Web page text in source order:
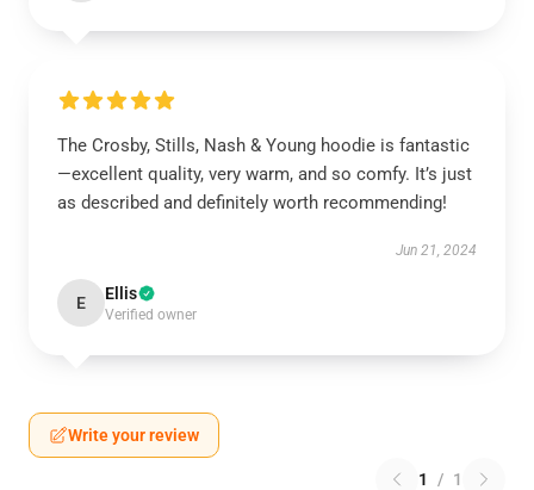
The Crosby, Stills, Nash & Young hoodie is fantastic
—excellent quality, very warm, and so comfy. It’s just
as described and definitely worth recommending!
Jun 21, 2024
E Ellis
Verified owner
Write your review
1 / 1